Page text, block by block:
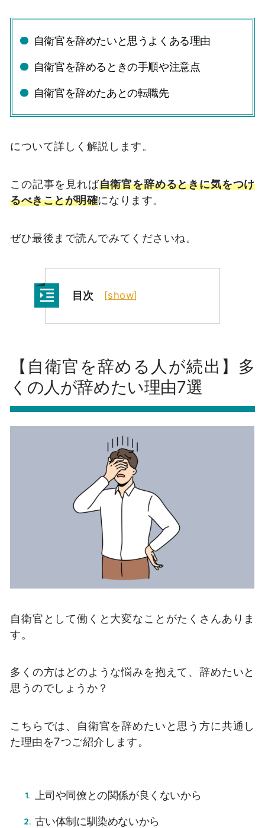
自衛官を辞めたいと思うよくある理由
自衛官を辞めるときの手順や注意点
自衛官を辞めたあとの転職先
について詳しく解説します。
この記事を見れば自衛官を辞めるときに気をつけ
るべきことが明確になります。
ぜひ最後まで読んでみてくださいね。
目次 [show]
【自衛官を辞める人が続出】多
くの人が辞めたい理由7選
自衛官として働くと大変なことがたくさんありま
す。
多くの方はどのような悩みを抱えて、辞めたいと
思うのでしょうか？
こちらでは、自衛官を辞めたいと思う方に共通し
た理由を7つご紹介します。
上司や同僚との関係が良くないから
古い体制に馴染めないから